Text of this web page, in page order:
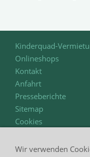
Kinderquad-
Onlineshops
Kontakt
Anfahrt
Presseberichte
Sitemap
Cookies
Impressum
Wir verwenden